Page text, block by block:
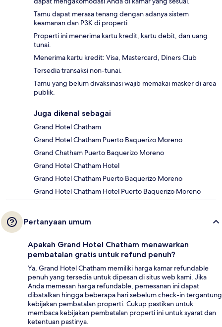
Tamu dapat merasa tenang dengan adanya sistem
keamanan dan P3K di properti.
Properti ini menerima kartu kredit, kartu debit, dan uang
tunai.
Menerima kartu kredit: Visa, Mastercard, Diners Club
Tersedia transaksi non-tunai.
Tamu yang belum divaksinasi wajib memakai masker di area
publik.
Juga dikenal sebagai
Grand Hotel Chatham
Grand Hotel Chatham Puerto Baquerizo Moreno
Grand Chatham Puerto Baquerizo Moreno
Grand Hotel Chatham Hotel
Grand Hotel Chatham Puerto Baquerizo Moreno
Grand Hotel Chatham Hotel Puerto Baquerizo Moreno
Pertanyaan umum
Apakah Grand Hotel Chatham menawarkan
pembatalan gratis untuk refund penuh?
Ya, Grand Hotel Chatham memiliki harga kamar refundable
penuh yang tersedia untuk dipesan di situs web kami. Jika
Anda memesan harga refundable, pemesanan ini dapat
dibatalkan hingga beberapa hari sebelum check-in tergantung
kebijakan pembatalan properti. Cukup pastikan untuk
membaca kebijakan pembatalan properti ini untuk syarat dan
ketentuan pastinya.